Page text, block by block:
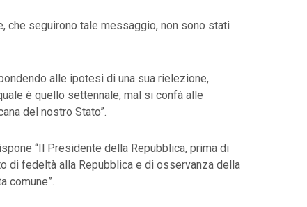
che seguirono tale messaggio, non sono stati
alle ipotesi di una sua rielezione,
è quello settennale, mal si confà alle
del nostro Stato”.
“Il Presidente della Repubblica, prima di
di fedeltà alla Repubblica e di osservanza della
comune”.